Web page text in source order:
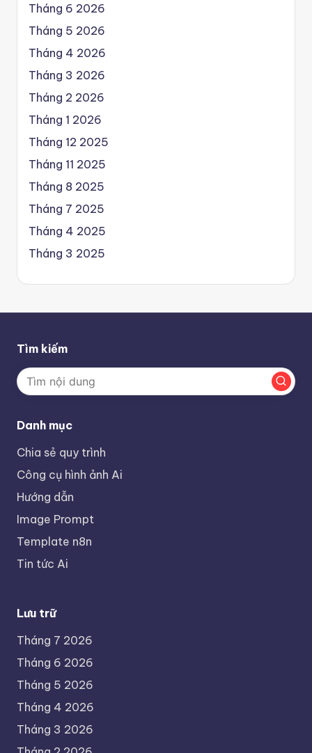
Tháng 6 2026
Tháng 5 2026
Tháng 4 2026
Tháng 3 2026
Tháng 2 2026
Tháng 1 2026
Tháng 12 2025
Tháng 11 2025
Tháng 8 2025
Tháng 7 2025
Tháng 4 2025
Tháng 3 2025
Tìm kiếm
Danh mục
Chia sẻ quy trình
Công cụ hình ảnh Ai
Hướng dẫn
Image Prompt
Template n8n
Tin tức Ai
Lưu trữ
Tháng 7 2026
Tháng 6 2026
Tháng 5 2026
Tháng 4 2026
Tháng 3 2026